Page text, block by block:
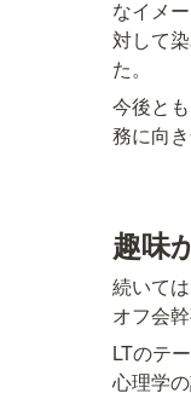
なイメ
対して
た。
今後と
務に向
趣味
続いて
オフ会
LTのテ
心理学